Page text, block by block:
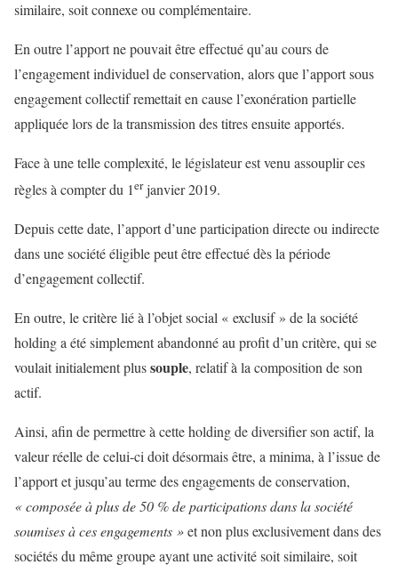
similaire, soit connexe ou complémentaire.
En outre l’apport ne pouvait être effectué qu’au cours de
l’engagement individuel de conservation, alors que l’apport sous
engagement collectif remettait en cause l’exonération partielle
appliquée lors de la transmission des titres ensuite apportés.
Face à une telle complexité, le législateur est venu assouplir ces
règles à compter du 1erjanvier 2019.
Depuis cette date, l’apport d’une participation directe ou indirecte
dans une société éligible peut être effectué dès la période
d’engagement collectif.
En outre, le critère lié à l’objet social « exclusif » de la société
holding a été simplement abandonné au profit d’un critère, qui se
voulait initialement plussouple, relatif à la composition de son
actif.
Ainsi, afin de permettre à cette holding de diversifier son actif, la
valeur réelle de celui-ci doit désormais être, a minima, à l’issue de
l’apport et jusqu’au terme des engagements de conservation,
« composée à plus de 50 % de participations dans la société
soumises à ces engagements »et non plus exclusivement dans des
sociétés du même groupe ayant une activité soit similaire, soit